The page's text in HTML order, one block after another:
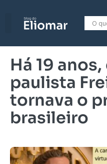
Há 19
paulista
tornava o
brasileiro